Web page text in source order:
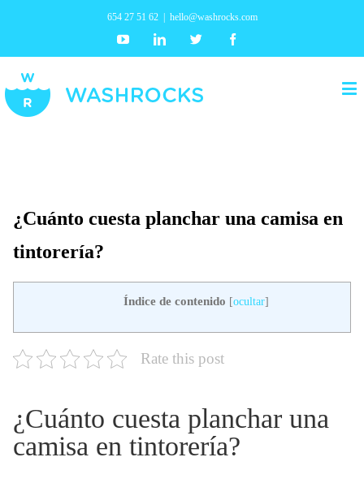
654 27 51 62 hello@washrocks.com
YoutubeLinkedin Twitter
¿Cuánto cuesta planchar una camisa en
tintorería?
Índice de contenido [ocultar]
Rate this post
¿Cuánto cuesta planchar una
camisa en tintorería?